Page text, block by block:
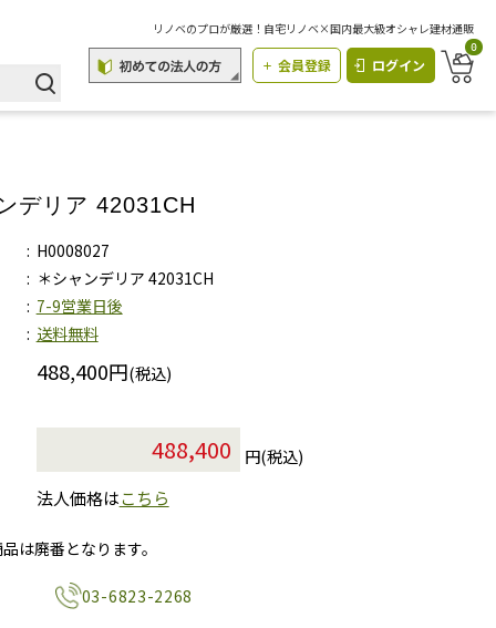
リノベのプロが厳選！自宅リノベ×国内最大級オシャレ建材通販
会員登録 ログイン
0
デリア 42031CH
H0008027
＊シャンデリア 42031CH
7-9営業日後
送料無料
488,400円(税込)
円(税込)
法人価格はこちら
は廃番となります。
03-6823-2268